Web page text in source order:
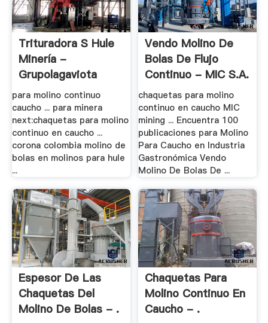
Trituradora S Hule
Minería -
Grupolagaviota
para molino continuo
caucho ... para minera
next:chaquetas para molino
continuo en caucho ...
corona colombia molino de
bolas en molinos para hule
...
Vendo Molino De
Bolas De Flujo
Continuo - MIC S.A.
chaquetas para molino
continuo en caucho MIC
mining ... Encuentra 100
publicaciones para Molino
Para Caucho en Industria
Gastronómica Vendo
Molino De Bolas De ...
Espesor De Las
Chaquetas Del
Molino De Bolas - .
Chaquetas Para
Molino Continuo En
Caucho - .